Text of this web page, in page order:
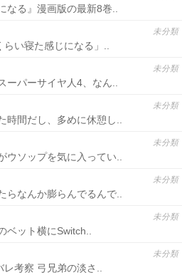
なる』漫画版の最新8巻..
未分類
い寝た感じになる」..
未分類
ーパーサイヤ人4、なん..
未分類
間だし、多めに休憩し..
未分類
ウソップを気に入ってい..
未分類
なんか膨らんでるんで..
未分類
ベット横にSwitch..
未分類
考察 弓兄弟の淡さ..